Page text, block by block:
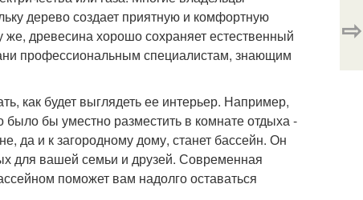
дерево создает приятную и комфортную
древесина хорошо сохраняет естественный
профессиональным специалистам, знающим
как будет выглядеть ее интерьер. Например,
было бы уместно разместить в комнате отдыха -
да и к загородному дому, станет бассейн. Он
для вашей семьи и друзей. Современная
поможет вам надолго оставаться
⇨